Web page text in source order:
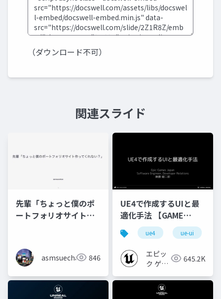
（ダウンロード不可）
関連スライド
先輩「ちょっと僕のポ
ートフォリオサイト作
asmsuechan 846
UE4で作成するUIと最
適化手法 【GAME
CREATORS
CONFERENCE '20】
ue4 ue-ui
エピッ
ク ゲー
ャパン
645.2K